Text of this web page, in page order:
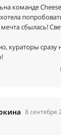
команде
сбылась!
кураторы сразу
8 сентября